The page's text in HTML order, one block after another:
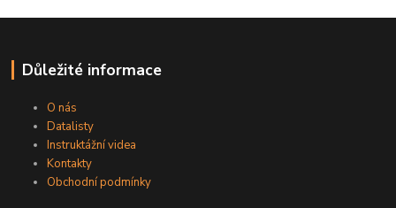
Důležité informace
O nás
Datalisty
Instruktážní videa
Kontakty
Obchodní podmínky